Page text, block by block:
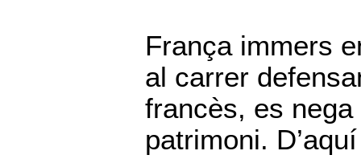
França immers
al carrer
francès, es
patrimoni.